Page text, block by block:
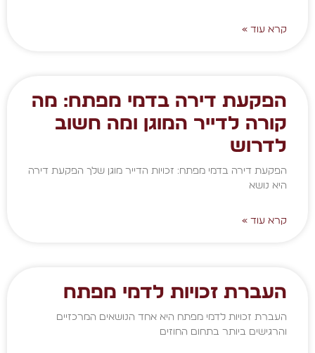
קרא עוד »
הפקעת דירה בדמי מפתח: מה
קורה לדייר המוגן ומה חשוב
לדרוש
הפקעת דירה בדמי מפתח: זכויות הדייר מוגן שלך הפקעת דירה
היא נושא
קרא עוד »
העברת זכויות לדמי מפתח
העברת זכויות לדמי מפתח היא אחד הנושאים המרכזיים
והרגישים ביותר בתחום החוזים